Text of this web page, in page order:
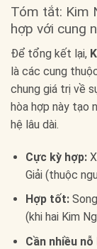
Tóm tắt: Kim
hợp với cung
Để tổng kết lại,
là các cung
chung giá trị về
hòa hợp này tạo
hệ lâu dài.
Cực kỳ hợp:
Giải (thuộc
Hợp tốt:
(khi hai Kim
Cần nhiều nỗ